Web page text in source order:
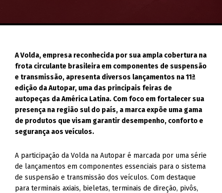
A Volda, empresa reconhecida por sua ampla cobertura na
frota circulante brasileira em componentes de suspensão
e transmissão, apresenta diversos lançamentos na 11ª
edição da Autopar, uma das principais feiras de
autopeças da América Latina. Com foco em fortalecer sua
presença na região sul do país, a marca expõe uma gama
de produtos que visam garantir desempenho, conforto e
segurança aos veículos.
A participação da Volda na Autopar é marcada por uma série
de lançamentos em componentes essenciais para o sistema
de suspensão e transmissão dos veículos. Com destaque
para terminais axiais, bieletas, terminais de direção, pivôs,